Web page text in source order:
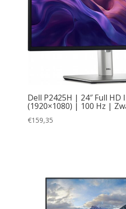
Dell P2425H | 24″ Full HD
(1920×1080) | 100 Hz |
€159,35